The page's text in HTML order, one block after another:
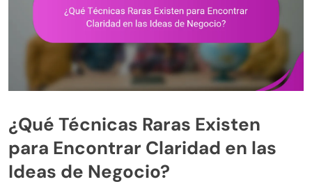
¿Qué Técnicas Raras Existen
para Encontrar Claridad en las
Ideas de Negocio?